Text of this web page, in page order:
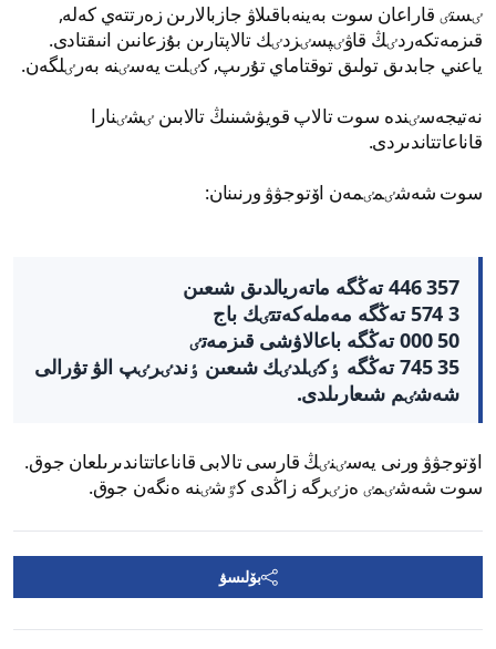
ٸستٸ قاراعان سوت بەينەباقىلاۋ جازبالارىن زەرتتەي كەلە,
قىزمەتكەردٸڭ قاۋٸپسٸزدٸك تالاپتارىن بۇزعانىن انىقتادى.
ياعني جابدىق تولىق توقتاماي تۇرىپ, كٸلت يەسٸنە بەرٸلگەن.
نەتيجەسٸندە سوت تالاپ قويۋشىنىڭ تالابىن ٸشٸنارا
قاناعاتتاندىردى.
سوت شەشٸمٸمەن اۆتوجۋۋ ورنىنان:
357 446 تەڭگە ماتەريالدىق شىعىن
3 574 تەڭگە مەملەكەتتٸك باج
50 000 تەڭگە باعالاۋشى قىزمەتٸ
35 745 تەڭگە ٶكٸلدٸك شىعىن
ٶندٸرٸپ الۋ تۋرالى
شەشٸم شىعارىلدى.
اۆتوجۋۋ ورنى يەسٸنٸڭ قارسى تالابى قاناعاتتاندىرىلعان جوق.
سوت شەشٸمٸ ەزٸرگە زاڭدى كٷشٸنە ەنگەن جوق.
بۆلىسۋ